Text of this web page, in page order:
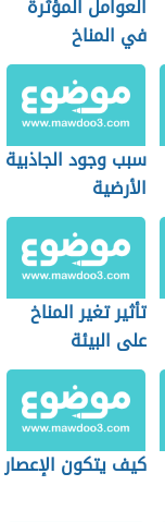
العوامل المؤثرة
في المناخ
سبب وجود الجاذبية
الأرضية
تأثير تغير المناخ
على البيئة
كيف يتكون الإعصار